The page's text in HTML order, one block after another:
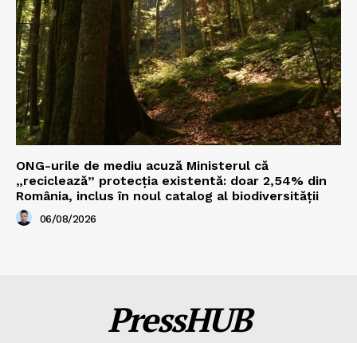
ONG-urile de mediu acuză Ministerul că
„reciclează” protecția existentă: doar 2,54% din
România, inclus în noul catalog al biodiversității
06/08/2026
PressHUB